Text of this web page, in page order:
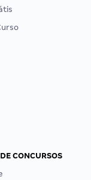
CONCURSOS